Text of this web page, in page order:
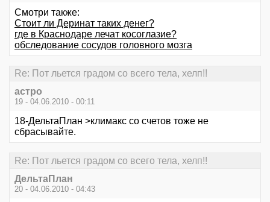
Смотри также:
Стоит ли Деринат таких денег?
где в Краснодаре лечат косоглазие?
обследование сосудов головного мозга
Re: Пот льется градом со всего тела, хелп!!
астро
19 - 04.06.2010 - 00:11
18-ДельтаПлан >климакс со счетов тоже не
сбрасывайте.
Re: Пот льется градом со всего тела, хелп!!
ДельтаПлан
20 - 04.06.2010 - 04:43